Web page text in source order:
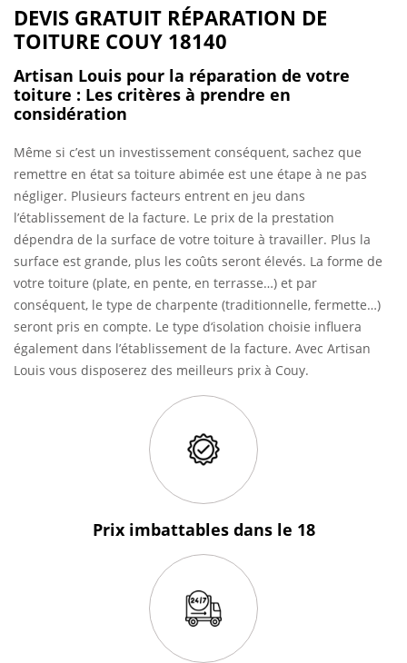
DEVIS GRATUIT RÉPARATION DE
TOITURE COUY 18140
Artisan Louis pour la réparation de votre
toiture : Les critères à prendre en
considération
Même si c’est un investissement conséquent, sachez que
remettre en état sa toiture abimée est une étape à ne pas
négliger. Plusieurs facteurs entrent en jeu dans
l’établissement de la facture. Le prix de la prestation
dépendra de la surface de votre toiture à travailler. Plus la
surface est grande, plus les coûts seront élevés. La forme de
votre toiture (plate, en pente, en terrasse…) et par
conséquent, le type de charpente (traditionnelle, fermette…)
seront pris en compte. Le type d‘isolation choisie influera
également dans l’établissement de la facture. Avec Artisan
Louis vous disposerez des meilleurs prix à Couy.
Prix imbattables dans le 18